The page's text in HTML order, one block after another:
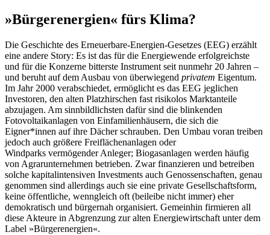
»Bürgerenergien« fürs Klima?
Die Geschichte des Erneuerbare-Energien-Gesetzes (EEG) erzählt
eine andere Story: Es ist das für die Energiewende erfolgreichste
und für die Konzerne bitterste Instrument seit nunmehr 20 Jahren –
und beruht auf dem Ausbau von überwiegend privatem Eigentum.
Im Jahr 2000 verabschiedet, ermöglicht es das EEG jeglichen
Investoren, den alten Platzhirschen fast risikolos Marktanteile
abzujagen. Am sinnbildlichsten dafür sind die blinkenden
Fotovoltaikanlagen von Einfamilienhäusern, die sich die
Eigner*innen auf ihre Dächer schrauben. Den Umbau voran treiben
jedoch auch größere Freiflächenanlagen oder
Windparks vermögender Anleger; Biogasanlagen werden häufig
von Agrarunternehmen betrieben. Zwar finanzieren und betreiben
solche kapitalintensiven Investments auch Genossenschaften, genau
genommen sind allerdings auch sie eine private Gesellschaftsform,
keine öffentliche, wenngleich oft (beileibe nicht immer) eher
demokratisch und bürgernah organisiert. Gemeinhin firmieren all
diese Akteure in Abgrenzung zur alten Energiewirtschaft unter dem
Label »Bürgerenergien«.